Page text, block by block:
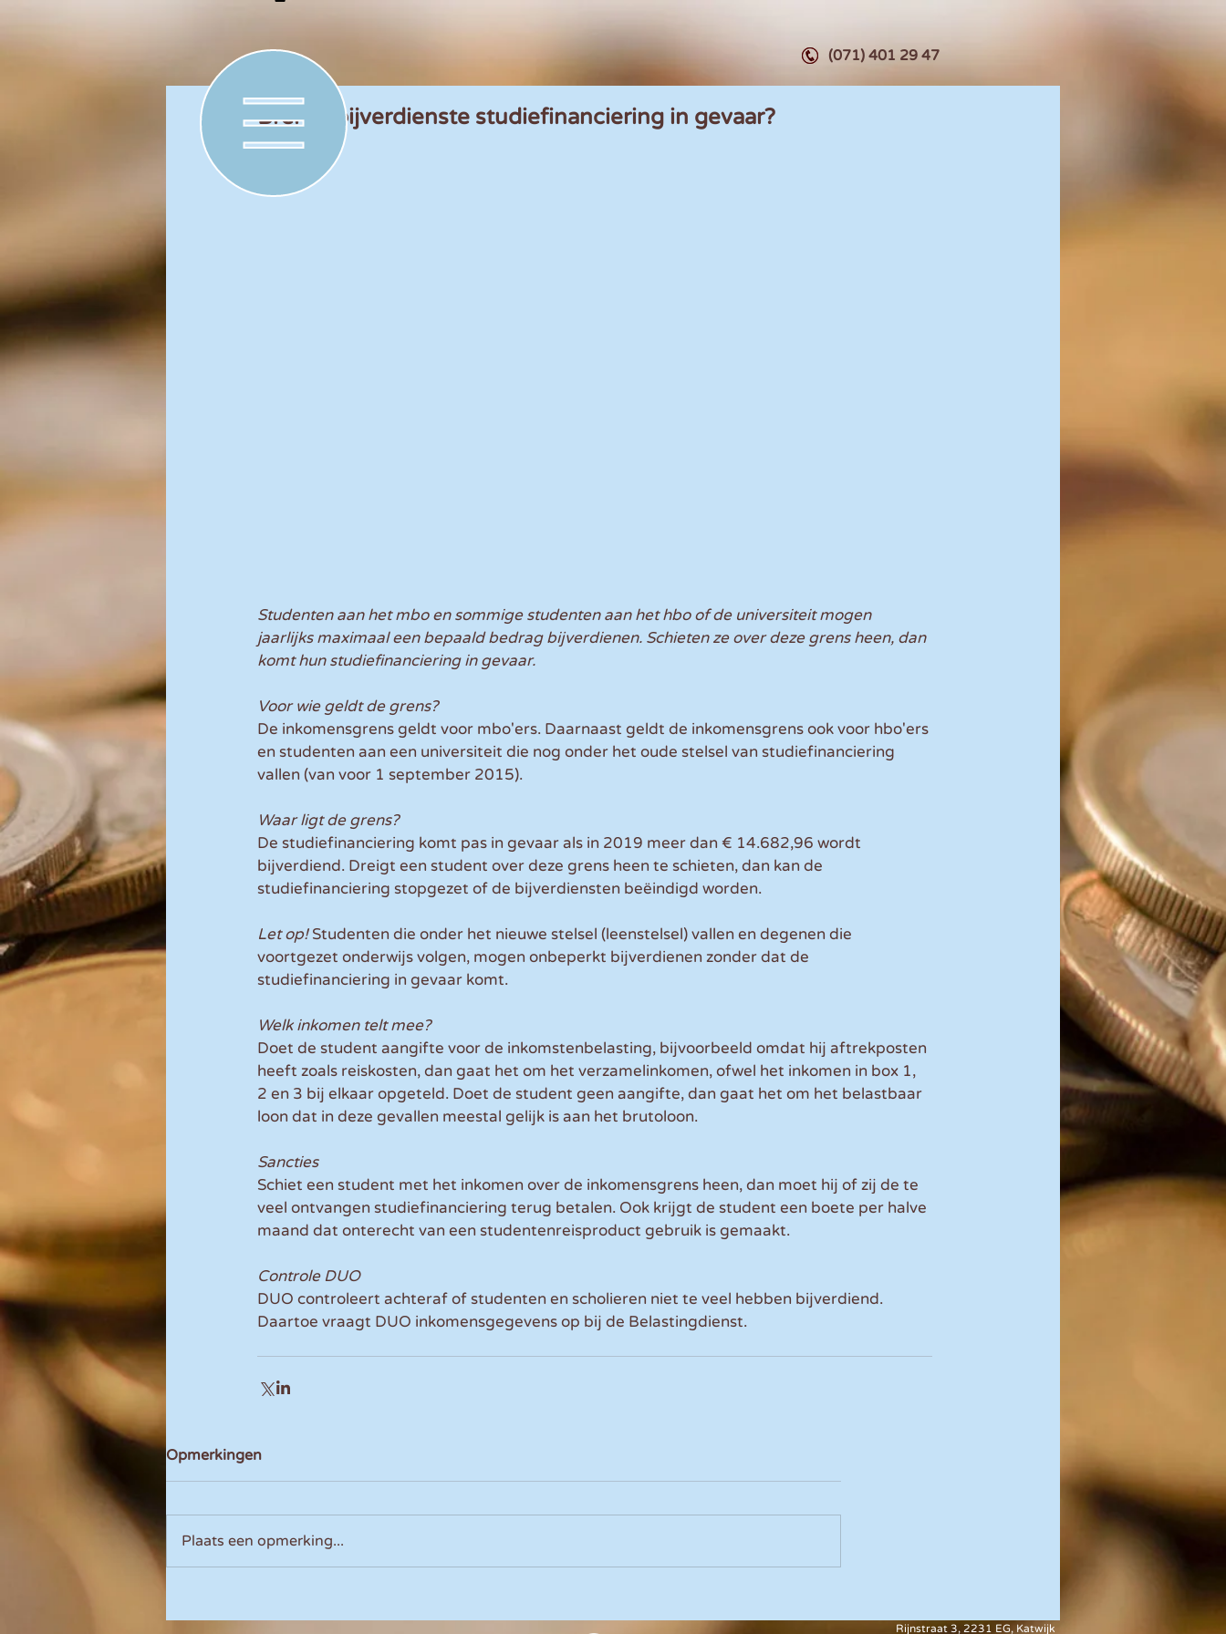
(071) 401 29 47
Brengt bijverdienste studiefinanciering in gevaar?
Studenten aan het mbo en sommige studenten aan het hbo of de universiteit mogen
jaarlijks maximaal een bepaald bedrag bijverdienen. Schieten ze over deze grens heen, dan
komt hun studiefinanciering in gevaar.
Voor wie geldt de grens?
De inkomensgrens geldt voor mbo'ers. Daarnaast geldt de inkomensgrens ook voor hbo'ers
en studenten aan een universiteit die nog onder het oude stelsel van studiefinanciering
vallen (van voor 1 september 2015).
Waar ligt de grens?
De studiefinanciering komt pas in gevaar als in 2019 meer dan € 14.682,96 wordt
bijverdiend. Dreigt een student over deze grens heen te schieten, dan kan de
studiefinanciering stopgezet of de bijverdiensten beëindigd worden.
Let op! Studenten die onder het nieuwe stelsel (leenstelsel) vallen en degenen die
voortgezet onderwijs volgen, mogen onbeperkt bijverdienen zonder dat de
studiefinanciering in gevaar komt.
Welk inkomen telt mee?
Doet de student aangifte voor de inkomstenbelasting, bijvoorbeeld omdat hij aftrekposten
heeft zoals reiskosten, dan gaat het om het verzamelinkomen, ofwel het inkomen in box 1,
2 en 3 bij elkaar opgeteld. Doet de student geen aangifte, dan gaat het om het belastbaar
loon dat in deze gevallen meestal gelijk is aan het brutoloon.
Sancties
Schiet een student met het inkomen over de inkomensgrens heen, dan moet hij of zij de te
veel ontvangen studiefinanciering terug betalen. Ook krijgt de student een boete per halve
maand dat onterecht van een studentenreisproduct gebruik is gemaakt.
Controle DUO
DUO controleert achteraf of studenten en scholieren niet te veel hebben bijverdiend.
Daartoe vraagt DUO inkomensgegevens op bij de Belastingdienst.
Opmerkingen
Plaats een opmerking...
Rijnstraat 3, 2231 EG, Katwijk